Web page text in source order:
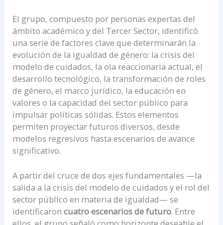
El grupo, compuesto por personas expertas del
ámbito académico y del Tercer Sector, identificó
una serie de factores clave que determinarán la
evolución de la igualdad de género: la crisis del
modelo de cuidados, la ola reaccionaria actual, el
desarrollo tecnológico, la transformación de roles
de género, el marco jurídico, la educación en
valores o la capacidad del sector público para
impulsar políticas sólidas. Estos elementos
permiten proyectar futuros diversos, desde
modelos regresivos hasta escenarios de avance
significativo.
A partir del cruce de dos ejes fundamentales —la
salida a la crisis del modelo de cuidados y el rol del
sector público en materia de igualdad— se
identificaroncuatro escenarios de futuro. Entre